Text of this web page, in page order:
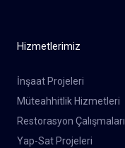
Hizmetlerimiz
İnşaat Projeleri
Müteahhitlik Hizmetleri
Restorasyon Çalışmaları
Yap-Sat Projeleri